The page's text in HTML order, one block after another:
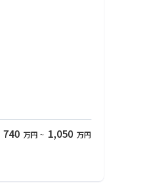
740 万円 ~ 1,050 万円